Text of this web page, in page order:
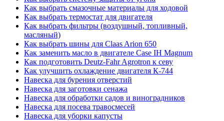
Как выбрать смазочные материалы для ходовой
Как выбрать термостат для двигателя
Как выбрать фильтры (воздушный, топливный,
масляный)
Как выбрать шины для Claas Arion 650
Как заменить масло в двигателе Case IH Magnum
Как подготовить Deutz-Fahr Agrotron к севу
Как улучшить охлаждение двигателя К-744
Навеска для бурения отверстий
Навеска для заготовки сенажа
Навеска для обработки садов и виноградников
Навеска для посева травосмесей
Навеска для уборки капусты